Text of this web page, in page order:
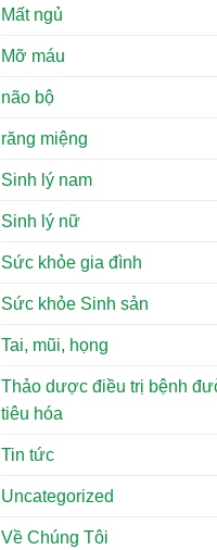
Mất ngủ
Mỡ máu
não bộ
răng miệng
Sinh lý nam
Sinh lý nữ
Sức khỏe gia đình
Sức khỏe Sinh sản
Tai, mũi, họng
Thảo dược điều trị bệnh
tiêu hóa
Tin tức
Uncategorized
Về Chúng Tôi